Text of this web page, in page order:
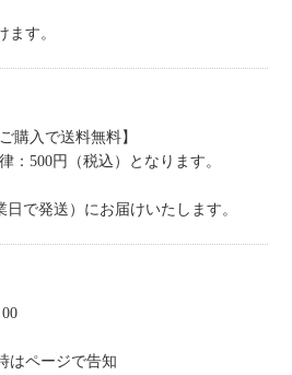
ます。
購入で送料無料】
：500円（税込）となります。
日で発送）にお届けいたします。
はページで告知